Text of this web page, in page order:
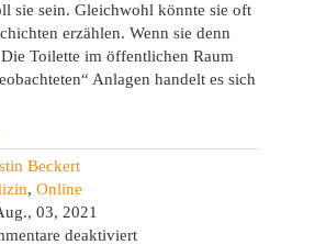
sie sein. Gleichwohl könnte sie oft
erzählen. Wenn sie denn
Toilette im öffentlichen Raum
Anlagen handelt es sich
Beckert
, Online
03, 2021
deaktiviertfür